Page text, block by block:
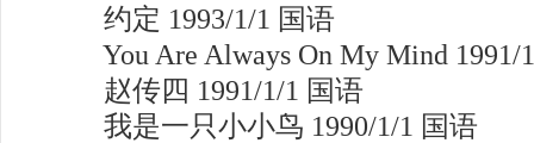
约定 1993/1/1 国语
You Are Always On My Mind 1991/
赵传四 1991/1/1 国语
我是一只小小鸟 1990/1/1 国语